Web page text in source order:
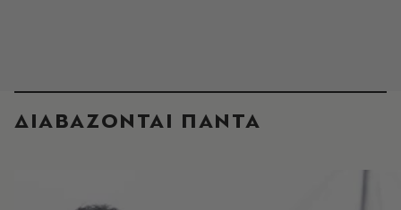
ΔΙΑΒΑΖΟΝΤΑΙ ΠΑΝΤΑ